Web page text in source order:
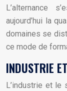
L’alternance
aujourd’hui la
domaines se
ce mode de
INDUSTRIE
L’industrie et